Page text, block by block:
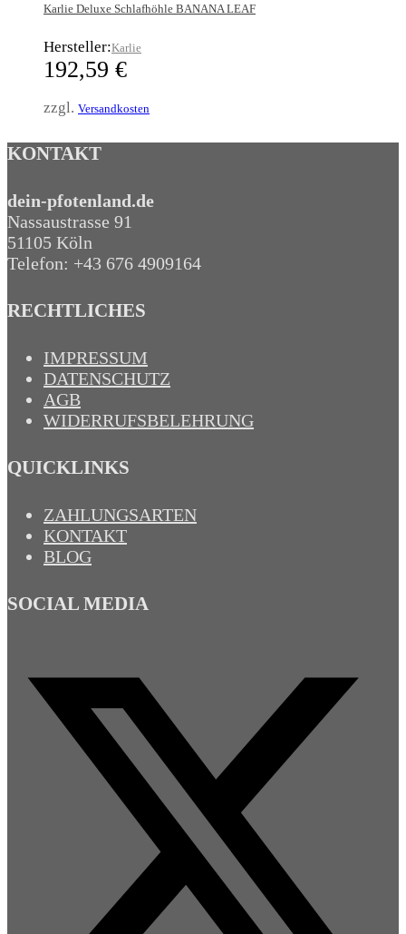
Karlie Deluxe Schlafhöhle BANANA LEAF
Hersteller:Karlie
192,59 €
zzgl. Versandkosten
KONTAKT
dein-pfotenland.de
Nassaustrasse 91
51105 Köln
Telefon: +43 676 4909164‬
RECHTLICHES
IMPRESSUM
DATENSCHUTZ
AGB
WIDERRUFSBELEHRUNG
QUICKLINKS
ZAHLUNGSARTEN
KONTAKT
BLOG
SOCIAL MEDIA